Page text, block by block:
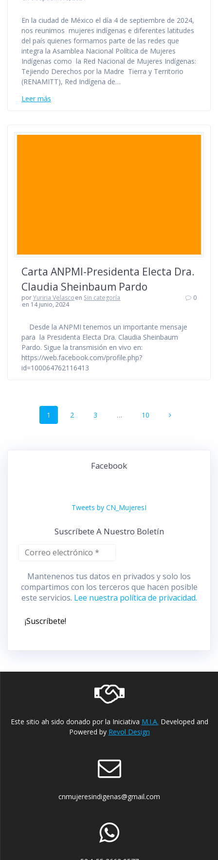
En la ciudad de México el día 4 de septiembre de 2024,
nos reunimos mujeres indígenas e diferentes latitudes
del país quienes formamos parte de las redes que
integra la Asamblea Nacional Política de Mujeres
Indígenas como la Red Nacional de Mujeres Indígenas:
Tejiendo Derechos por la Madre Tierra y Territorio
(RENAMITT), Red Indígena de…
Leer más
Carta ANPMI-Presidenta Electa Dra.
Claudia Sheinbaum Pardo
porYuriria Velascoen Sin categoría
en 14 junio, 2024
0
Desde la ANPMI tenemos un importante mensaje
para la Presidenta Electa Dra. Claudia Sheinbaum
Pardo. Sigue la transmisión en vivo en:
https://web.facebook.com/profile.php?
id=100064762116413
Navegación
Página
1 Página
2 Página
3 … Página
10
Facebook
Tweets by CN_MujeresI
Suscríbete A Nuestro Boletín
Mantenenos tus datos en privados y solo los
compartimos con los terceros que hacen posible
este servicios. Lee nuestra política de privacidad.
Este sitio ah sido donado por la Iniciativa M.I.A. Developed and
Powered by Revol Design
cnmujeresindigenas@gmail.com